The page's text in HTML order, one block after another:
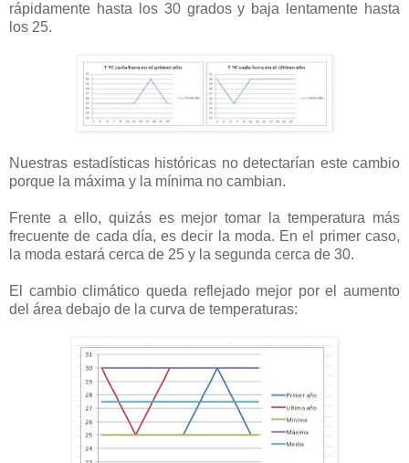
rápidamente hasta los 30 grados y baja lentamente hasta
los 25.
Nuestras estadísticas históricas no detectarían este cambio
porque la máxima y la mínima no cambian.
Frente a ello, quizás es mejor tomar la temperatura más
frecuente de cada día, es decir la moda. En el primer caso,
la moda estará cerca de 25 y la segunda cerca de 30.
El cambio climático queda reflejado mejor por el aumento
del área debajo de la curva de temperaturas: